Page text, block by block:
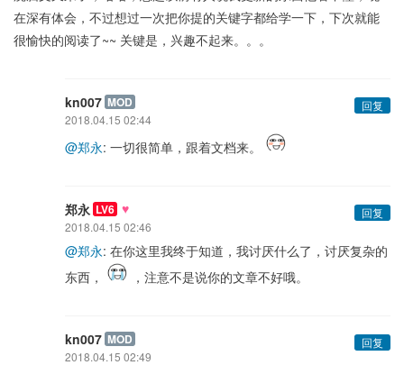
在深有体会，不过想过一次把你提的关键字都给学一下，下次就能
很愉快的阅读了~~ 关键是，兴趣不起来。。。
kn007 MOD
回复
2018.04.15 02:44
@郑永: 一切很简单，跟着文档来。
郑永 LV6 ♥
回复
2018.04.15 02:46
@郑永: 在你这里我终于知道，我讨厌什么了，讨厌复杂的
东西，
，注意不是说你的文章不好哦。
kn007 MOD
回复
2018.04.15 02:49